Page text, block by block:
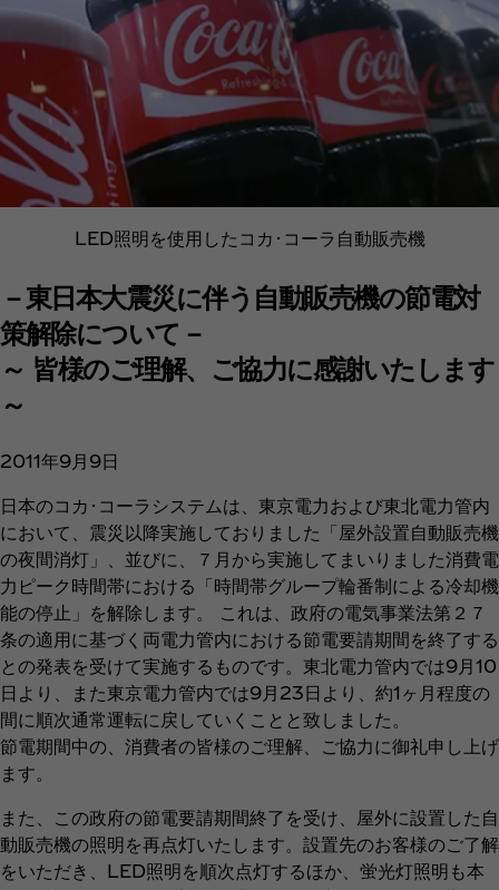
LED照明を使用したコカ･コーラ自動販売機
－東日本大震災に伴う自動販売機の節電対
策解除について－
～ 皆様のご理解、ご協力に感謝いたします
～
2011年9月9日
日本のコカ･コーラシステムは、東京電力および東北電力管内
において、震災以降実施しておりました「屋外設置自動販売機
の夜間消灯」、並びに、７月から実施してまいりました消費電
力ピーク時間帯における「時間帯グループ輪番制による冷却機
能の停止」を解除します。 これは、政府の電気事業法第２７
条の適用に基づく両電力管内における節電要請期間を終了する
との発表を受けて実施するものです。東北電力管内では9月10
日より、また東京電力管内では9月23日より、約1ヶ月程度の
間に順次通常運転に戻していくことと致しました。
節電期間中の、消費者の皆様のご理解、ご協力に御礼申し上げ
ます。
また、この政府の節電要請期間終了を受け、屋外に設置した自
動販売機の照明を再点灯いたします。設置先のお客様のご了解
をいただき、LED照明を順次点灯するほか、蛍光灯照明も本